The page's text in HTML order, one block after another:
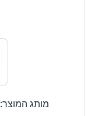
מותג המוצר: